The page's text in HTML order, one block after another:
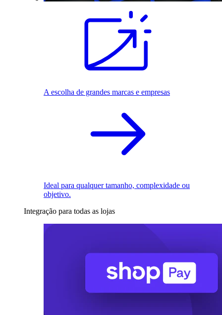
A escolha de grandes marcas e empresas
Ideal para qualquer tamanho, complexidade ou
objetivo.
Integração para todas as lojas